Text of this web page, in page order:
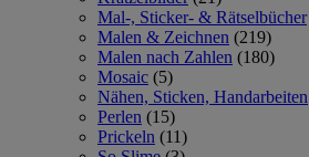
Mal-, Sticker- & Rätselbücher
Malen & Zeichnen (219)
Malen nach Zahlen (180)
Mosaic (5)
Nähen, Sticken, Handarbeiten
Perlen (15)
Prickeln (11)